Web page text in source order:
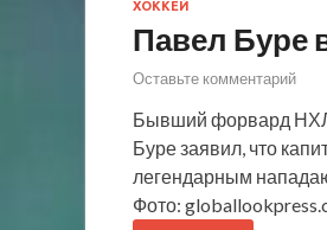
ХОККЕЙ
Павел Буре
Оставьте комментарий
Бывший форвард
Буре заявил, что
легендарным
Фото: